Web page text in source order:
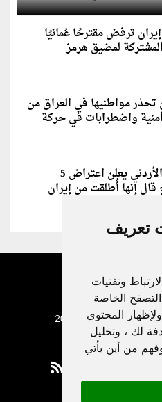
تعريف
وتقنيات
الخاصة
المحتوى
لك ، وتحليل
من أين يأتي
ترفض مقترحًا عُمانيًا
لمضيق هرمز
مواطنيها في العراق من
واضطرابات في حركة
الجيش الأردني يعلن اعتراض 5
إنها أُطلقت من إيران
© 2003 - 2022